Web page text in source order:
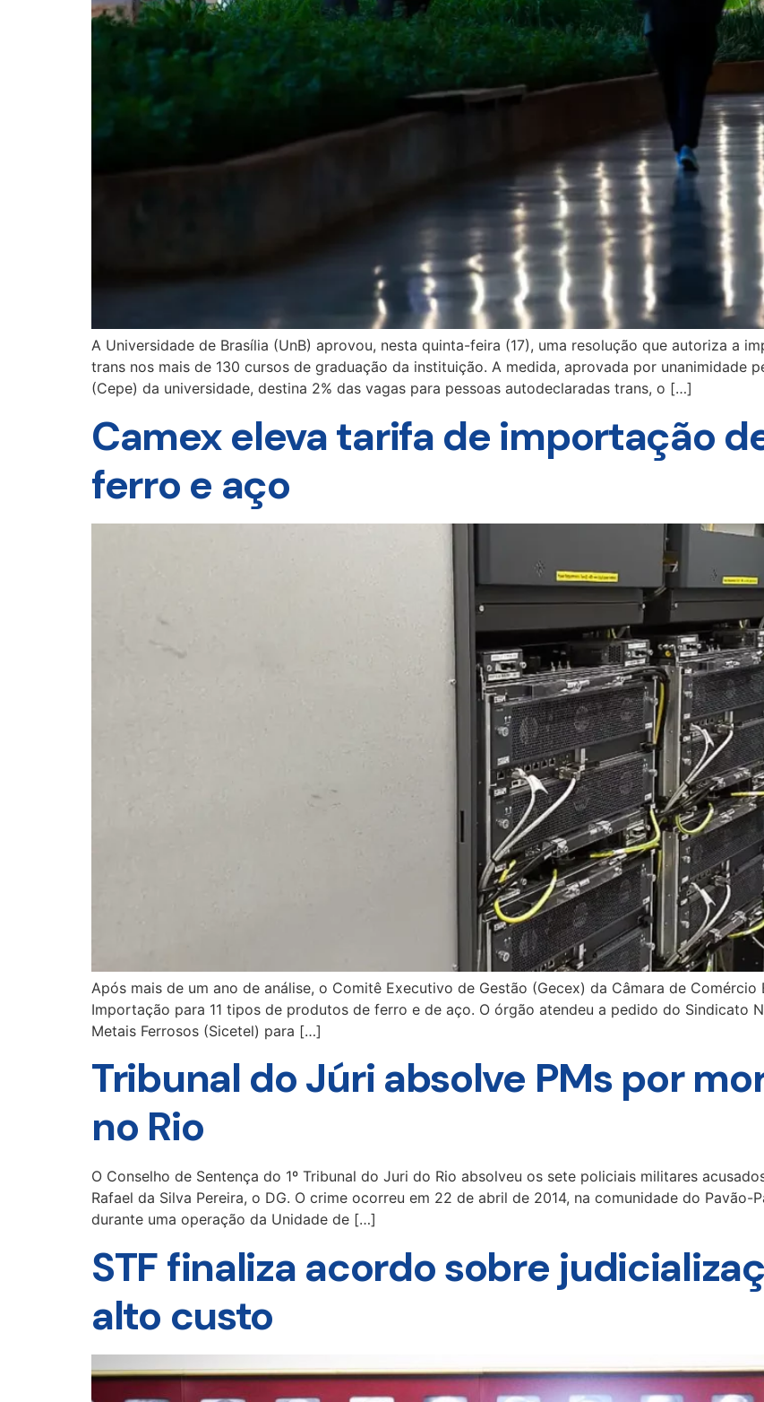
A Universidade de Brasília (UnB) aprovou, nesta quinta-feira (17), uma resolução que autoriza a
trans nos mais de 130 cursos de graduação da instituição. A medida, aprovada por unanimidade
(Cepe) da universidade, destina 2% das vagas para pessoas autodeclaradas trans, o […]
Camex eleva tarifa de importação
ferro e aço
Após mais de um ano de análise, o Comitê Executivo de Gestão (Gecex) da Câmara de
Importação para 11 tipos de produtos de ferro e de aço. O órgão atendeu a pedido do Sindicato
Metais Ferrosos (Sicetel) para […]
Tribunal do Júri absolve PMs por
no Rio
O Conselho de Sentença do 1º Tribunal do Juri do Rio absolveu os sete policiais militares
Rafael da Silva Pereira, o DG. O crime ocorreu em 22 de abril de 2014, na comunidade do Pavão-
durante uma operação da Unidade de […]
STF finaliza acordo sobre
alto custo